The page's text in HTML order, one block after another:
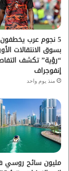
5 نجوم عرب
“رؤية” تكشف
إنفوجراف
منذ يوم واحد
مليون سائح روسي